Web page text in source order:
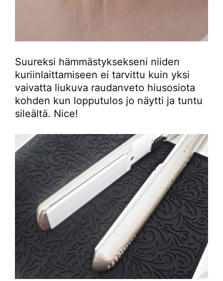
Suureksi hämmästyksekseni niiden
kuriinlaittamiseen ei tarvittu kuin yksi
vaivatta liukuva raudanveto hiusosiota
kohden kun lopputulos jo näytti ja tuntu
sileältä. Nice!